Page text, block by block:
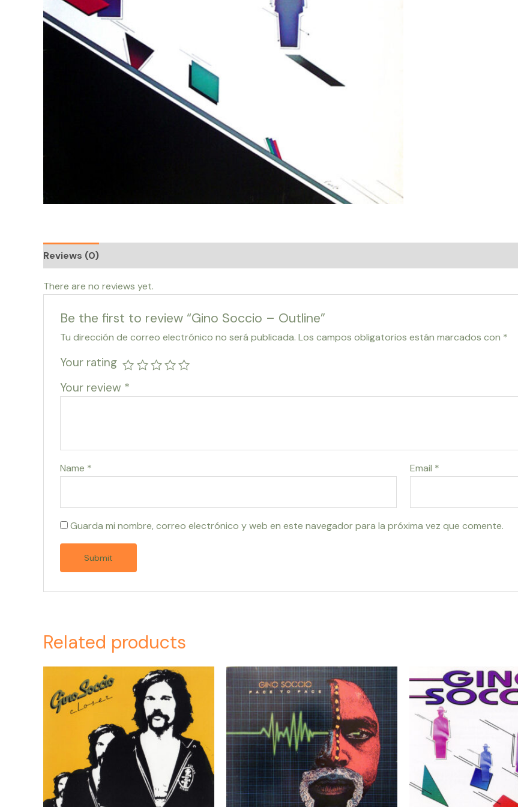
Reviews (0)
There are no reviews yet.
Be the first to review “Gino Soccio – Outline”
Tu dirección de correo electrónico no será publicada. Los campos obligatorios están marcados con *
Your rating
Your review *
Name * Email *
Guarda mi nombre, correo electrónico y web en este navegador para la próxima vez que comente.
Related products